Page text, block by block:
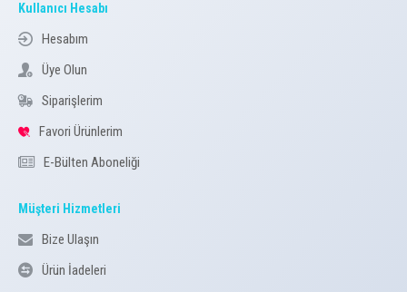
Kullanıcı Hesabı
Hesabım
Üye Olun
Siparişlerim
Favori Ürünlerim
E-Bülten Aboneliği
Müşteri Hizmetleri
Bize Ulaşın
Ürün İadeleri